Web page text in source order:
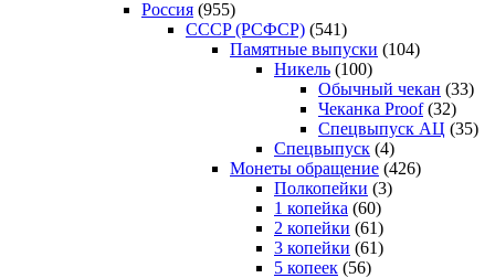
Россия (955)
CCCP (РСФСР) (541)
Памятные выпуски (104)
Никель (100)
Обычный чекан (33)
Чеканка Proof(32)
Спецвыпуск АЦ (35)
Спецвыпуск (4)
Монеты обращение (426)
Полкопейки (3)
1 копейка (60)
2 копейки (61)
3 копейки (61)
5 копеек (56)